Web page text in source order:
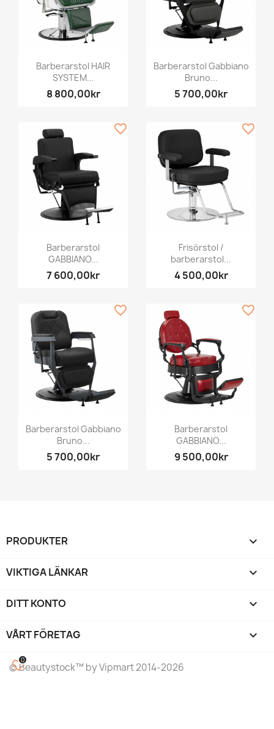
Barberarstol HAIR
SYSTEM...
8 800,00kr
Barberarstol Gabbiano
Bruno...
5 700,00kr
Barberarstol
GABBIANO...
7 600,00kr
favorite_border
Frisörstol /
barberarstol...
4 500,00kr
favorite_border
Barberarstol Gabbiano
Bruno...
5 700,00kr
favorite_border
Barberarstol
GABBIANO...
9 500,00kr
favorite_border
PRODUKTER 
VIKTIGA LÄNKAR 
DITT KONTO 
VÅRT FÖRETAG keyboard_arrow_down
©Beautystock™ by Vipmart 2014-2026
favorite_border
0